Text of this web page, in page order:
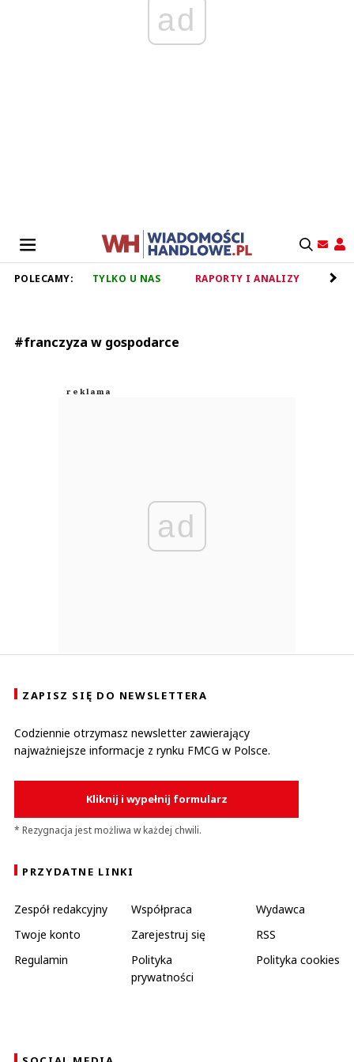
ad
POLECAMY: TYLKO U NAS RAPORTY I ANALIZY
#franczyza w gospodarce
ad
ZAPISZ SIĘ DO NEWSLETTERA
Codziennie otrzymasz newsletter zawierający
najważniejsze informacje z rynku FMCG w Polsce.
Kliknij i wypełnij formularz
* Rezygnacja jest możliwa w każdej chwili.
PRZYDATNE LINKI
Zespół redakcyjny Współpraca
Wydawca
Twoje konto
Zarejestruj się
RSS
Regulamin
Polityka
prywatności
Polityka cookies